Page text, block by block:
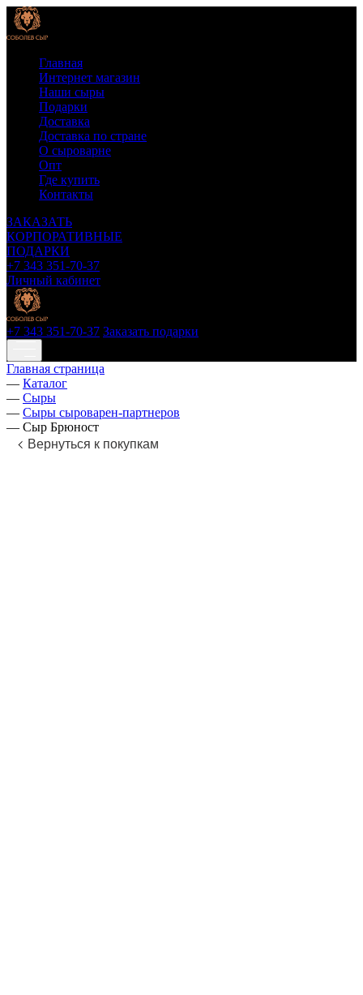
Главная
Интернет магазин
Наши сыры
Подарки
Доставка
Доставка по стране
О сыроварне
Опт
Где купить
Контакты
ЗАКАЗАТЬ
КОРПОРАТИВНЫЕ
ПОДАРКИ
+7 343 351-70-37
Личный кабинет
+7 343 351-70-37 Заказать подарки
Главная страница
— Каталог
— Сыры
— Сыры сыроварен-партнеров
— Сыр Брюност
Вернуться к покупкам